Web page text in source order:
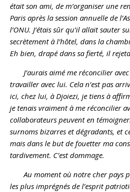
était son ami, de m’organiser une
Paris après la session annuelle de
l’ONU. J’étais sûr qu’il allait sauter
secrètement à l’hôtel, dans la
Eh bien, drapé dans sa fierté, il
J’aurais aimé me réconcilier
travailler avec lui. Cela n’est pas
ici, chez lui, à Djoiezi, je tiens à
je tenais vraiment à me réconcilier
collaborateurs peuvent en
surnoms bizarres et dégradants, et
mais dans le but de fouetter ma
tardivement. C’est dommage.
Au moment où notre cher pays
les plus imprégnés de l’esprit